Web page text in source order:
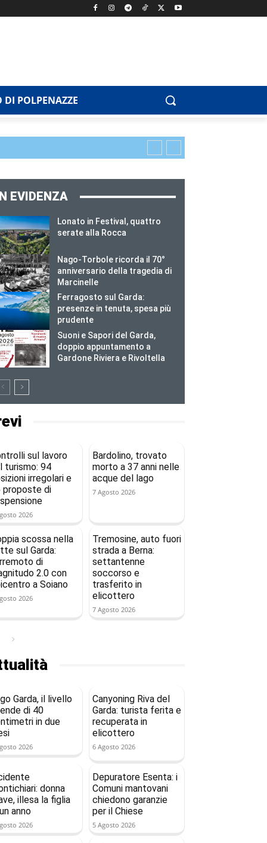
DI POLPENAZZE
EVIDENZA
Lonato in Festival, quattro
serate alla Rocca
Nago-Torbole ricorda il 70°
anniversario della tragedia di
Marcinelle
Ferragosto sul Garda:
presenze in tenuta, spesa più
prudente
Suoni e Sapori del Garda,
doppio appuntamento a
Gardone Riviera e Rivoltella
sul lavoro
turismo: 94
irregolari e
proposte di
2026
Bardolino, trovato
morto a 37 anni nelle
acque del lago
7 Agosto 2026
scossa nella
sul Garda:
di
2.0 con
a Soiano
2026
Tremosine, auto fuori
strada a Berna:
settantenne
soccorso e
trasferito in
elicottero
7 Agosto 2026
Garda, il livello
di 40
in due
2026
Canyoning Riva del
Garda: turista ferita e
recuperata in
elicottero
6 Agosto 2026
donna
illesa la figlia
anno
2026
Depuratore Esenta: i
Comuni mantovani
chiedono garanzie
per il Chiese
5 Agosto 2026